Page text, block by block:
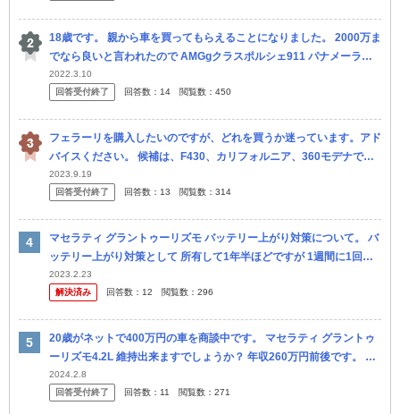
18歳です。 親から車を買ってもらえることになりました。 2000万ま
でなら良いと言われたので AMGgクラスポルシェ911 パナメーラか
マセラティグラントゥリズモ sクラス レンジローバー ベ...
2022.3.10
回答受付終了
回答数： 14 閲覧数： 450
フェラーリを購入したいのですが、どれを買うか迷っています。アド
バイスください。 候補は、F430、カリフォルニア、360モデナで
す。 重視するポイントは、音、維持費がなるべく少ない車です。
現...
2023.9.19
回答受付終了
回答数： 13 閲覧数： 314
マセラティ グラントゥーリズモ バッテリー上がり対策について。 バ
ッテリー上がり対策として 所有して1年半ほどですが 1週間に1回乗
るようにしており 今まで上がらずに過ごして来ました。 しかし...
2023.2.23
解決済み
回答数： 12 閲覧数： 296
20歳がネットで400万円の車を商談中です。 マセラティ グラントゥ
ーリズモ4.2L 維持出来ますでしょうか？ 年収260万円前後です。 ま
た親に内緒で驚かせたくて秘密にしてますが、 怒られるで...
2024.2.8
回答受付終了
回答数： 11 閲覧数： 271